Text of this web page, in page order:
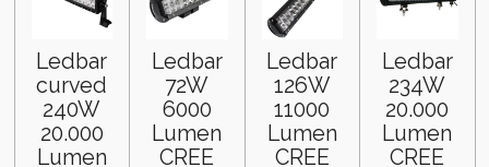
Ledbar
curved
240W
20.000
Lumen
Ledbar
72W
6000
Lumen
CREE
Ledbar
126W
11000
Lumen
CREE
Ledbar
234W
20.000
Lumen
CREE